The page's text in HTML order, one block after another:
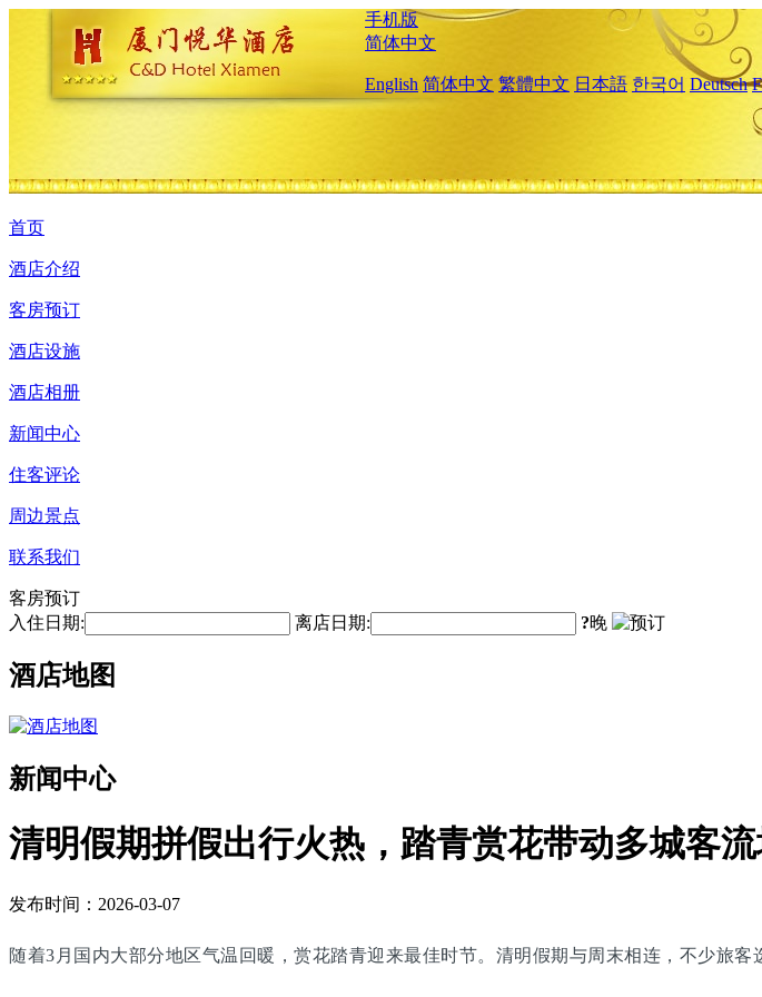
手机版
简体中文
English 简体中文 繁體中文 日本語 한국어 Deutsch
首页
酒店介绍
客房预订
酒店设施
酒店相册
新闻中心
住客评论
周边景点
联系我们
客房预订
入住日期:
离店日期: ?晚
酒店地图
新闻中心
清明假期拼假出行火热，踏青赏花带动多城客
发布时间：2026-03-07
随着3月国内大部分地区气温回暖，赏花踏青迎来最佳时节。清明假期与周末相连，不少旅